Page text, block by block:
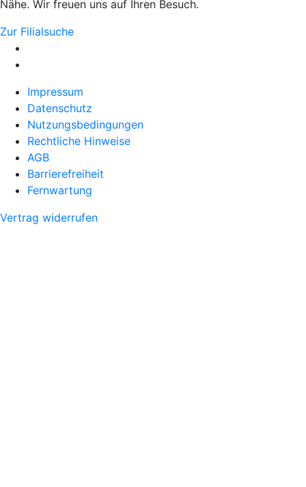
Nähe. Wir freuen uns auf Ihren Besuch.
Zur Filialsuche
Impressum
Datenschutz
Nutzungsbedingungen
Rechtliche Hinweise
AGB
Barrierefreiheit
Fernwartung
Vertrag widerrufen